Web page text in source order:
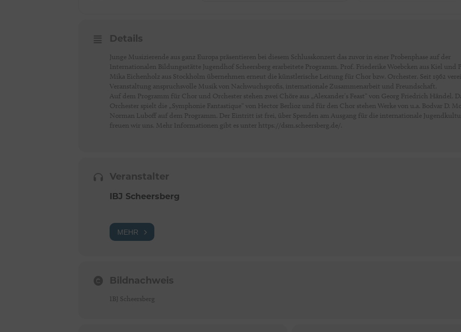
Details
Junge Musizierende aus ganz Europa präsentieren bei diesem Schlusskonzert das zuvor in einer Probenphase auf der
Internationalen Bildungsstätte Jugendhof Scheersberg erarbeitete Programm. Prof. Friederike Woebcken aus Kiel und
Mika Eichenholz aus Stockholm übernehmen erneut die künstlerische Leitung für Chor bzw. Orchester. Seit 1962
Veranstaltung anspruchsvolle Musik von Nachwuchsprofis, internationale Zusammenarbeit und Freundschaft.
Auf dem Programm für Chor und Orchester stehen zwei Chöre aus „Alexander’s Feast“ von Georg Friedrich Händel.
Orchester spielt die „Symphonie Fantastique“ von Hector Berlioz und für den Chor stehen Werke von u.a. Bodvar D.
Norman Luboff auf dem Programm. Der Eintritt ist frei, über Spenden am Ausgang für die internationale
freuen wir uns. Mehr Informationen gibt es unter https://dsm.scheersberg.de/.
Veranstalter
IBJ Scheersberg
MEHR
Bildnachweis
IBJ Scheersberg